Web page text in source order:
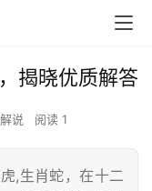
揭晓优质解答
说 阅读 1
,生肖蛇，在十二